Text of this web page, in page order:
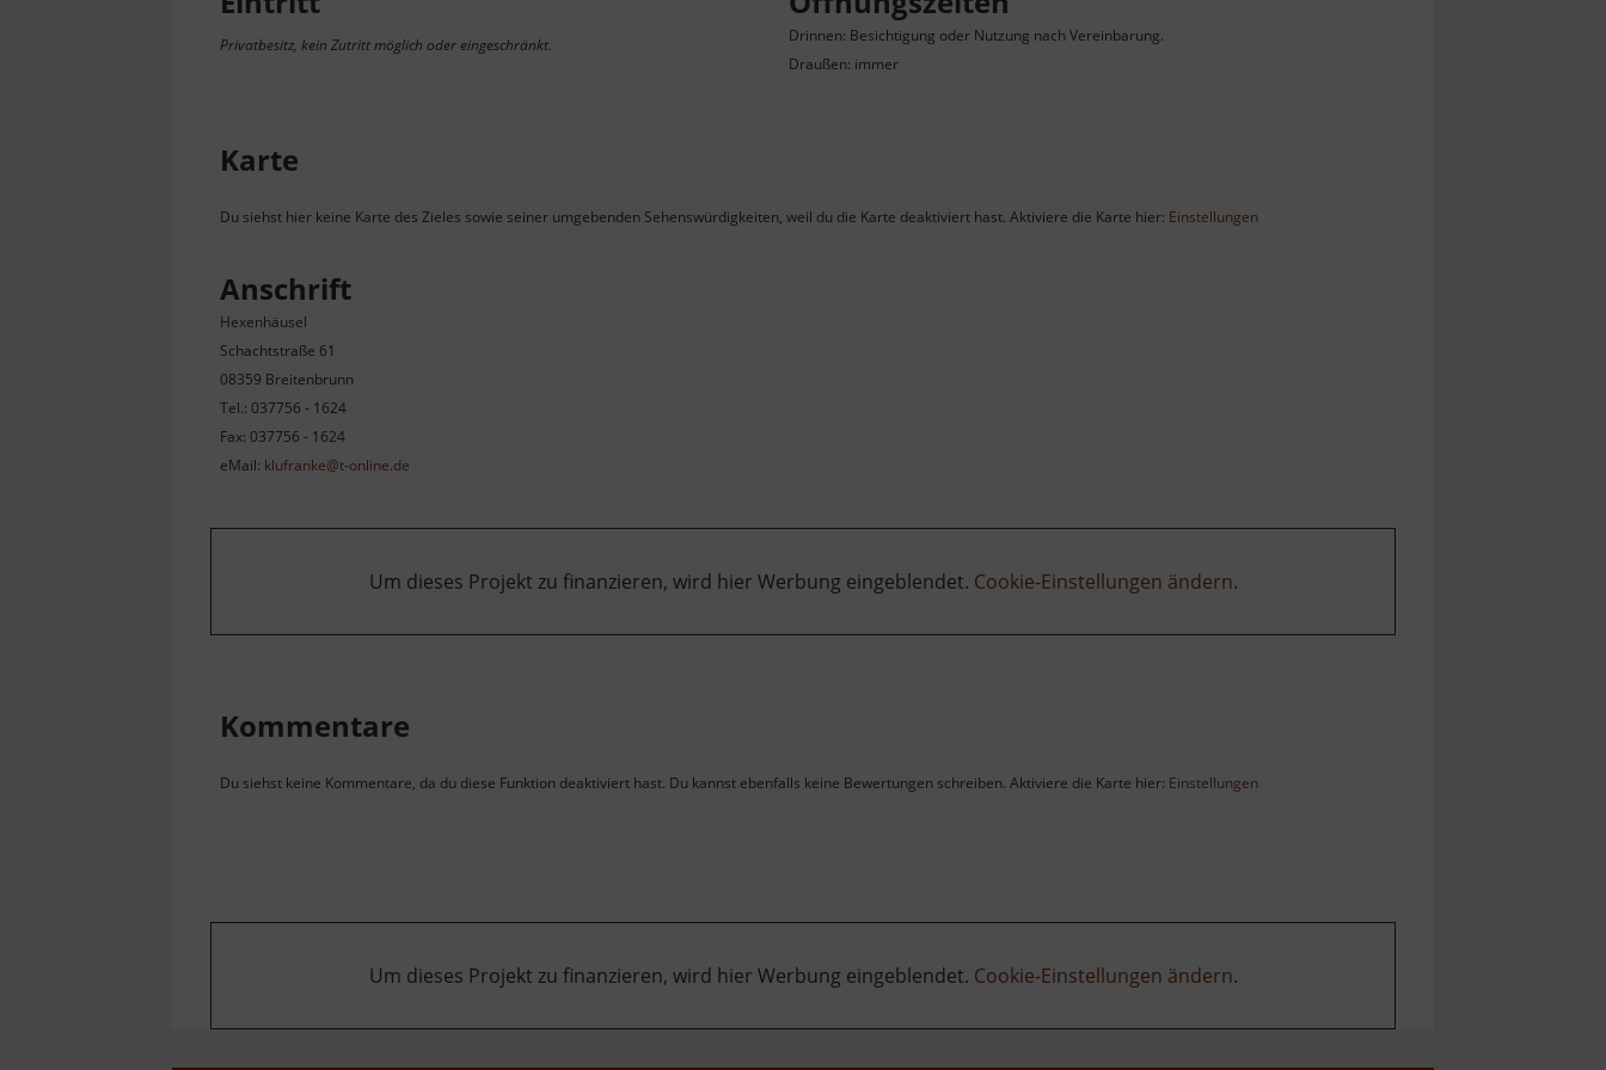
Privatbesitz, kein Zutritt möglich oder eingeschränkt.
Drinnen: Besichtigung oder Nutzung nach Vereinbarung.
Draußen: immer
Karte
Du siehst hier keine Karte des Zieles sowie seiner umgebenden Sehenswürdigkeiten, weil du die Karte deaktiviert hast. Aktiviere die Karte hier: Einstellungen
Anschrift
Hexenhäusel
Schachtstraße 61
08359 Breitenbrunn
Tel.: 037756 - 1624
Fax: 037756 - 1624
eMail: klufranke@t-online.de
Um dieses Projekt zu finanzieren, wird hier Werbung eingeblendet. Cookie-Einstellungen ändern.
Kommentare
Du siehst keine Kommentare, da du diese Funktion deaktiviert hast. Du kannst ebenfalls keine Bewertungen schreiben. Aktiviere die Karte hier: Einstellungen
Um dieses Projekt zu finanzieren, wird hier Werbung eingeblendet. Cookie-Einstellungen ändern.